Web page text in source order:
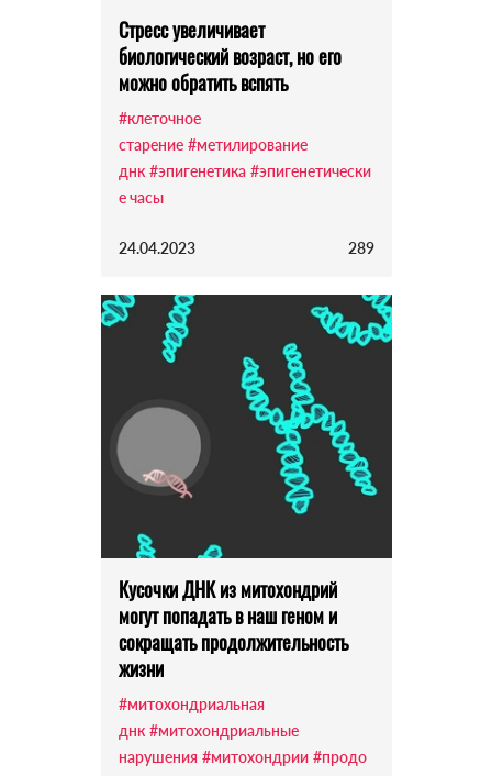
Стресс увеличивает
биологический возраст, но его
можно обратить вспять
#клеточное
старение #метилирование
днк #эпигенетика #эпигенетически
е часы
24.04.2023 289
Кусочки ДНК из митохондрий
могут попадать в наш геном и
сокращать продолжительность
жизни
#митохондриальная
днк #митохондриальные
нарушения #митохондрии #продо